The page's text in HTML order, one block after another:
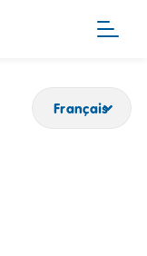
Français